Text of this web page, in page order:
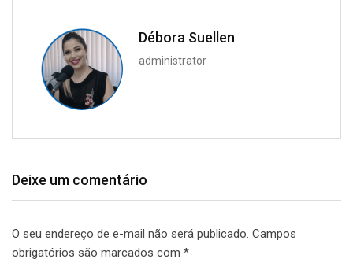
Débora Suellen
administrator
Deixe um comentário
O seu endereço de e-mail não será publicado. Campos
obrigatórios são marcados com *